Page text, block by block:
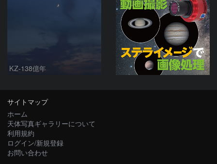
KZ-138億年
サイトマップ
ホーム
天体写真ギャラリーについて
利用規約
ログイン/新規登録
お問い合わせ